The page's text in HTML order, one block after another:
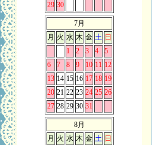
29 30
7月
月 火 水 木 金 土 日
1
2 3 4
5
6
7 8 9 10 11 12
13 14 15 16 17 18 19
20 21 22 23 24 25 26
27 28 29 30 31
8月
月 火 水 木 金 土 日